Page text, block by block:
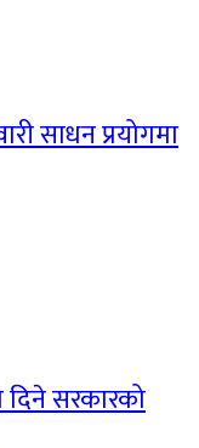
साधन प्रयोगमा
दिने सरकारको